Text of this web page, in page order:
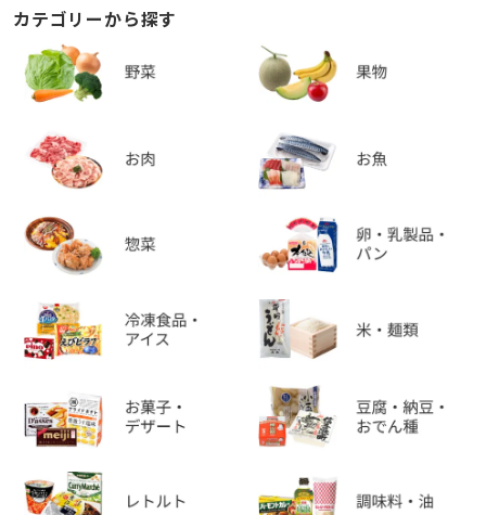
カテゴリーから探す